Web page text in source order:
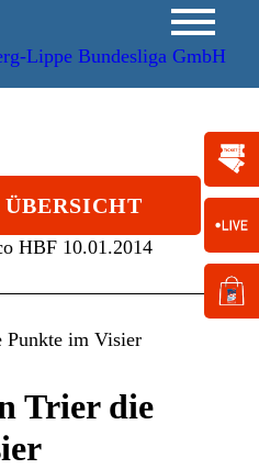
HBF 10.01.2014
Trier die